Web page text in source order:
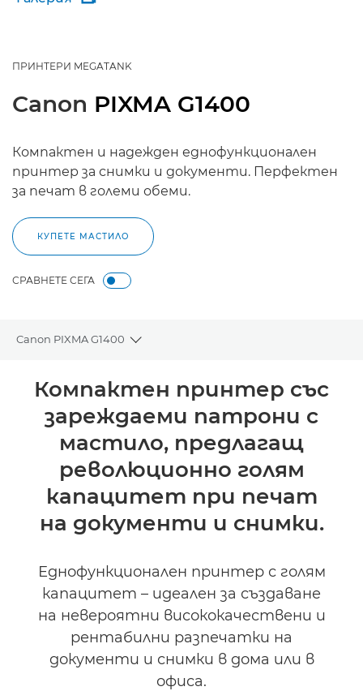
ПРИНТЕРИ MEGATANK
Canon PIXMA G1400
Компактен и надежден еднофункционален
принтер за снимки и документи. Перфектен
за печат в големи обеми.
КУПЕТЕ МАСТИЛО
СРАВНЕТЕ СЕГА
Canon PIXMA G1400
Toggle breadcrumbs
Преглед
Спецификации
КУПЕТЕ МАСТИЛО
Компактен принтер със
зареждаеми патрони с
мастило, предлагащ
революционно голям
капацитет при печат
на документи и снимки.
Еднофункционален принтер с голям
капацитет – идеален за създаване
на невероятни висококачествени и
рентабилни разпечатки на
документи и снимки в дома или в
офиса.